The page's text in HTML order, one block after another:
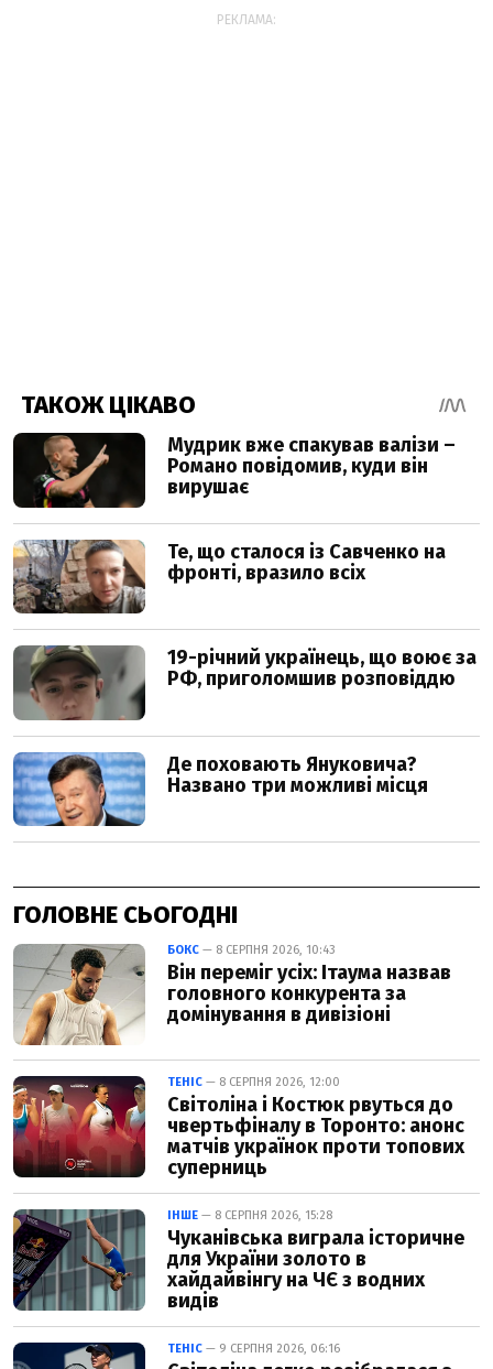
РЕКЛАМА:
ГОЛОВНЕ СЬОГОДНІ
БОКС — 8 СЕРПНЯ 2026, 10:43
Він переміг усіх: Ітаума назвав
головного конкурента за
домінування в дивізіоні
ТЕНІС — 8 СЕРПНЯ 2026, 12:00
Світоліна і Костюк рвуться до
чвертьфіналу в Торонто: анонс
матчів українок проти топових
суперниць
ІНШЕ — 8 СЕРПНЯ 2026, 15:28
Чуканівська виграла історичне
для України золото в
хайдайвінгу на ЧЄ з водних
видів
ТЕНІС — 9 СЕРПНЯ 2026, 06:16